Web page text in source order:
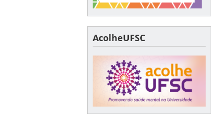
AcolheUFSC